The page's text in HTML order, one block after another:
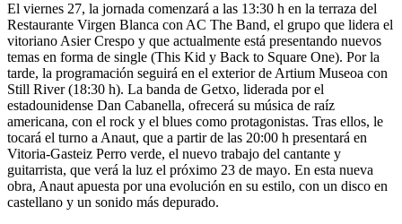
El viernes 27, la jornada comenzará a las 13:30 h en la terraza del
Restaurante Virgen Blanca con AC The Band, el grupo que lidera el
vitoriano Asier Crespo y que actualmente está presentando nuevos
temas en forma de single (This Kid y Back to Square One). Por la
tarde, la programación seguirá en el exterior de Artium Museoa con
Still River (18:30 h). La banda de Getxo, liderada por el
estadounidense Dan Cabanella, ofrecerá su música de raíz
americana, con el rock y el blues como protagonistas. Tras ellos, le
tocará el turno a Anaut, que a partir de las 20:00 h presentará en
Vitoria-Gasteiz Perro verde, el nuevo trabajo del cantante y
guitarrista, que verá la luz el próximo 23 de mayo. En esta nueva
obra, Anaut apuesta por una evolución en su estilo, con un disco en
castellano y un sonido más depurado.